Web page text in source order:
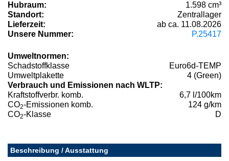
Hubraum:
1.598 cm³
Standort:
Zentrallager
Lieferzeit:
ab ca. 11.08.2026
Unsere Nummer:
P.25417
Umweltnormen:
Schadstoffklasse
Euro6d-TEMP
Umweltplakette
4 (Green)
Verbrauch und Emissionen nach WLTP:
Kraftstoffverbr. komb.
6,7 l/100km
CO2-Emissionen komb.
124 g/km
CO2-Klasse D
Beschreibung / Ausstattung